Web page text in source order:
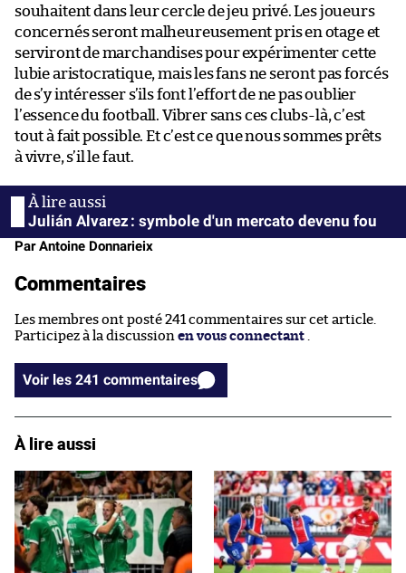
souhaitent dans leur cercle de jeu privé. Les joueurs
concernés seront malheureusement pris en otage et
serviront de marchandises pour expérimenter cette
lubie aristocratique, mais les fans ne seront pas forcés
de s’y intéresser s’ils font l’effort de ne pas oublier
l’essence du football. Vibrer sans ces clubs-là, c’est
tout à fait possible. Et c’est ce que nous sommes prêts
à vivre, s’il le faut.
Julián Alvarez : symbole d'un mercato devenu fou
Par Antoine Donnarieix
Commentaires
Les membres ont posté 241 commentaires sur cet article.
Participez à la discussion en vous connectant .
Voir les 241 commentaires
À lire aussi